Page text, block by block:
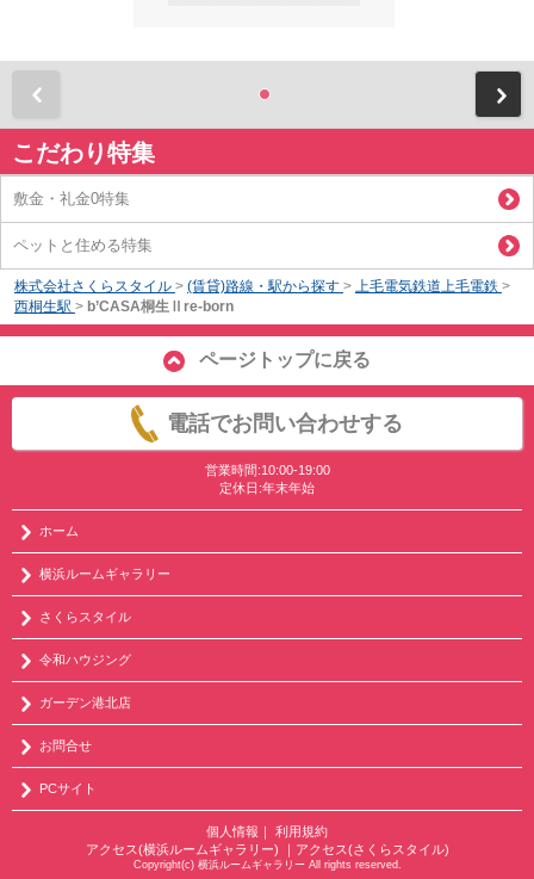
こだわり特集
敷金・礼金0特集
ペットと住める特集
株式会社さくらスタイル > (賃貸)路線・駅から探す > 上毛電気鉄道上毛電鉄 >
西桐生駅 > b’CASA桐生Ⅱre-born
ページトップに戻る
電話でお問い合わせする
営業時間:10:00-19:00
定休日:年末年始
ホーム
横浜ルームギャラリー
さくらスタイル
令和ハウジング
ガーデン港北店
お問合せ
PCサイト
個人情報
利用規約
アクセス(横浜ルームギャラリー)
アクセス(さくらスタイル)
Copyright(c) 横浜ルームギャラリー All rights reserved.